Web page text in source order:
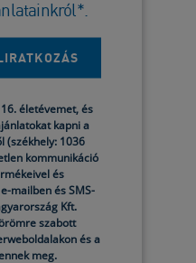
életévemet, és
kapni a
(székhely: 1036
kommunikáció
és
mailben és SMS-
Kft.
szabott
és a
meg.